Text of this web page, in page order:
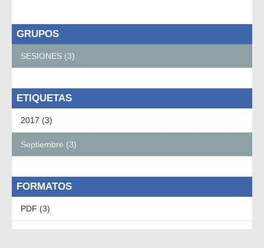
GRUPOS
SESIONES (3)
ETIQUETAS
2017 (3)
Septiembre (3)
FORMATOS
PDF (3)